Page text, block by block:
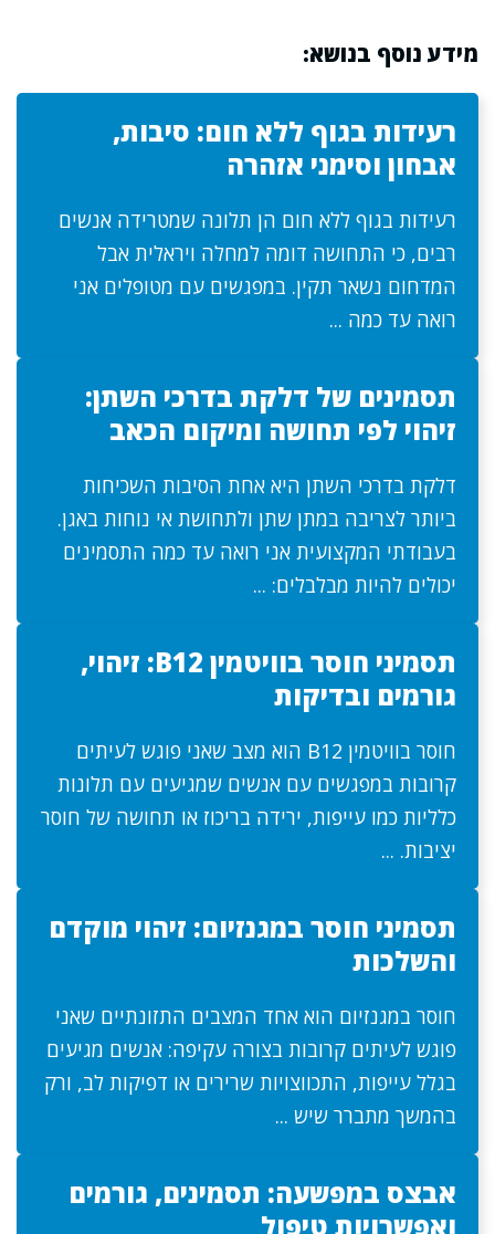
מידע נוסף בנושא:
רעידות בגוף ללא חום: סיבות,
אבחון וסימני אזהרה
רעידות בגוף ללא חום הן תלונה שמטרידה אנשים
רבים, כי התחושה דומה למחלה ויראלית אבל
המדחום נשאר תקין. במפגשים עם מטופלים אני
רואה עד כמה ...
תסמינים של דלקת בדרכי השתן:
זיהוי לפי תחושה ומיקום הכאב
דלקת בדרכי השתן היא אחת הסיבות השכיחות
ביותר לצריבה במתן שתן ולתחושת אי נוחות באגן.
בעבודתי המקצועית אני רואה עד כמה התסמינים
יכולים להיות מבלבלים: ...
תסמיני חוסר בוויטמין B12: זיהוי,
גורמים ובדיקות
חוסר בוויטמין B12 הוא מצב שאני פוגש לעיתים
קרובות במפגשים עם אנשים שמגיעים עם תלונות
כלליות כמו עייפות, ירידה בריכוז או תחושה של חוסר
יציבות. ...
תסמיני חוסר במגנזיום: זיהוי מוקדם
והשלכות
חוסר במגנזיום הוא אחד המצבים התזונתיים שאני
פוגש לעיתים קרובות בצורה עקיפה: אנשים מגיעים
בגלל עייפות, התכווצויות שרירים או דפיקות לב, ורק
בהמשך מתברר שיש ...
אבצס במפשעה: תסמינים, גורמים
ואפשרויות טיפול